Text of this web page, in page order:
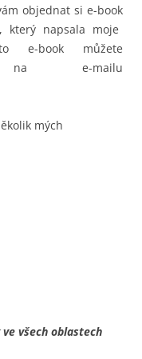
objednat si e-book
který napsala moje
e-book můžete
na e-mailu
mých
všech oblastech